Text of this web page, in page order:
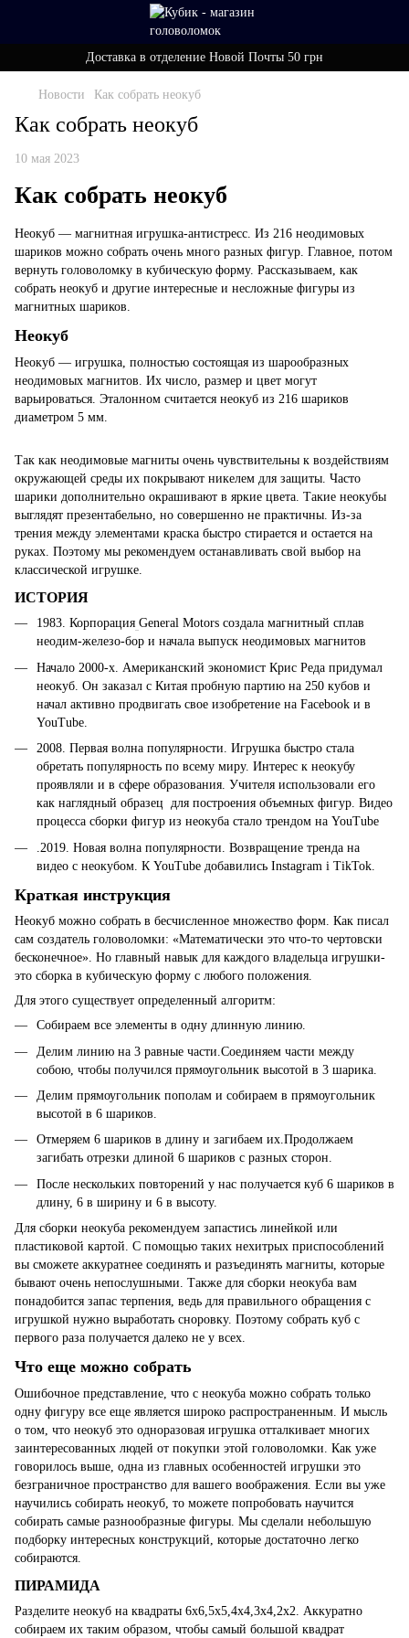
Доставка в отделение Новой Почты 50 грн
Новости Как собрать неокуб
Как собрать неокуб
10 мая 2023
Как собрать неокуб
Неокуб — магнитная игрушка-антистресс. Из 216 неодимовых
шариков можно собрать очень много разных фигур. Главное, потом
вернуть головоломку в кубическую форму. Рассказываем, как
собрать неокуб и другие интересные и несложные фигуры из
магнитных шариков.
Неокуб
Неокуб — игрушка, полностью состоящая из шарообразных
неодимовых магнитов. Их число, размер и цвет могут
варьироваться. Эталонном считается неокуб из 216 шариков
диаметром 5 мм.
Так как неодимовые магниты очень чувствительны к воздействиям
окружающей среды их покрывают никелем для защиты. Часто
шарики дополнительно окрашивают в яркие цвета. Такие неокубы
выглядят презентабельно, но совершенно не практичны. Из-за
трения между элементами краска быстро стирается и остается на
руках. Поэтому мы рекомендуем останавливать свой выбор на
классической игрушке.
ИСТОРИЯ
1983. Корпорация General Motors создала магнитный сплав
неодим-железо-бор и начала выпуск неодимовых магнитов
Начало 2000-х. Американский экономист Крис Реда придумал
неокуб. Он заказал с Китая пробную партию на 250 кубов и
начал активно продвигать свое изобретение на Facebook и в
YouTube.
2008. Первая волна популярности. Игрушка быстро стала
обретать популярность по всему миру. Интерес к неокубу
проявляли и в сфере образования. Учителя использовали его
как наглядный образец для построения объемных фигур. Видео
процесса сборки фигур из неокуба стало трендом на YouTube
.2019. Новая волна популярности. Возвращение тренда на
видео с неокубом. К YouTube добавились Instagram і TikTok.
Краткая инструкция
Неокуб можно собрать в бесчисленное множество форм. Как писал
сам создатель головоломки: «Математически это что-то чертовски
бесконечное». Но главный навык для каждого владельца игрушки-
это сборка в кубическую форму с любого положения.
Для этого существует определенный алгоритм:
Собираем все элементы в одну длинную линию.
Делим линию на 3 равные части.Соединяем части между
собою, чтобы получился прямоугольник высотой в 3 шарика.
Делим прямоугольник пополам и собираем в прямоугольник
высотой в 6 шариков.
Отмеряем 6 шариков в длину и загибаем их.Продолжаем
загибать отрезки длиной 6 шариков с разных сторон.
После нескольких повторений у нас получается куб 6 шариков в
длину, 6 в ширину и 6 в высоту.
Для сборки неокуба рекомендуем запастись линейкой или
пластиковой картой. С помощью таких нехитрых приспособлений
вы сможете аккуратнее соединять и разъединять магниты, которые
бывают очень непослушными. Также для сборки неокуба вам
понадобится запас терпения, ведь для правильного обращения с
игрушкой нужно выработать сноровку. Поэтому собрать куб с
первого раза получается далеко не у всех.
Что еще можно собрать
Ошибочное представление, что с неокуба можно собрать только
одну фигуру все еще является широко распространенным. И мысль
о том, что неокуб это одноразовая игрушка отталкивает многих
заинтересованных людей от покупки этой головоломки. Как уже
говорилось выше, одна из главных особенностей игрушки это
безграничное пространство для вашего воображения. Если вы уже
научились собирать неокуб, то можете попробовать научится
собирать самые разнообразные фигуры. Мы сделали небольшую
подборку интересных конструкций, которые достаточно легко
собираются.
ПИРАМИДА
Разделите неокуб на квадраты 6х6,5х5,4х4,3х4,2х2. Аккуратно
собираем их таким образом, чтобы самый большой квадрат